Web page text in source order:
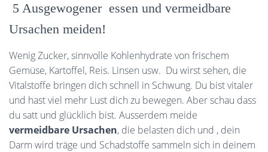
5 Ausgewogener essen und vermeidbare
Ursachen meiden!
Wenig Zucker, sinnvolle Kohlenhydrate von frischem
Gemüse, Kartoffel, Reis. Linsen usw. Du wirst sehen, die
Vitalstoffe bringen dich schnell in Schwung. Du bist vitaler
und hast viel mehr Lust dich zu bewegen. Aber schau dass
du satt und glücklich bist. Ausserdem meide
vermeidbare Ursachen, die belasten dich und , dein
Darm wird träge und Schadstoffe sammeln sich in deinem